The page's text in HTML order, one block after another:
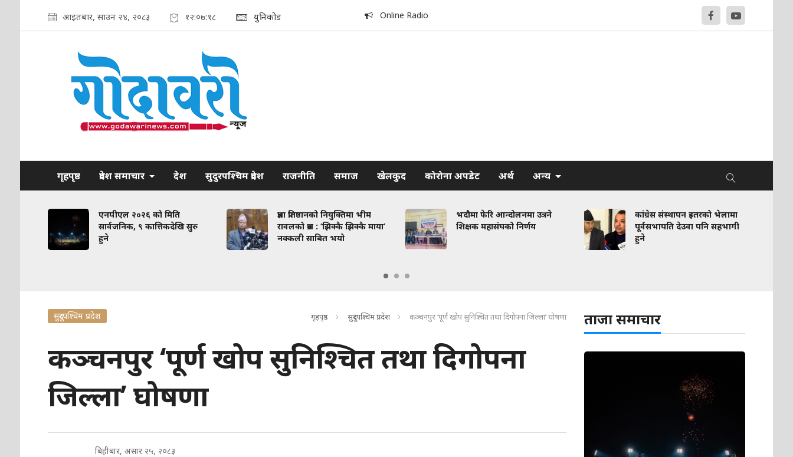
आइतबार, साउन २४, २०८३ १२:०७:१९ युनिकोड Online Radio
गृहपृष्ठ प्रदेश समाचार देश सुदुरपश्चिम प्रदेश राजनीति समाज खेलकुद कोरोना अपडेट अर्थ अन्य
एनपीएल २०२६ को मिति
सार्वजनिक, ९ कात्तिकदेखि सुरु
हुने
प्रज्ञा प्रतिष्ठानको नियुक्तिमा भीम
रावलको प्रश्न : ‘झिक्कै झिक्कै माया’
नक्कली साबित भयो
भदौमा फेरि आन्दोलनमा उत्रने
शिक्षक महासंघको निर्णय
कांग्रेस संस्थापन इतरको भेलामा
पूर्वसभापति देउवा पनि सहभागी
हुने
सुदुरपश्चिम प्रदेश गृहपृष्ठ सुदुरपश्चिम प्रदेश कञ्चनपुर ‘पूर्ण खोप सुनिश्चित तथा दिगोपना जिल्ला’ घोषणा
कञ्चनपुर ‘पूर्ण खोप सुनिश्चित तथा दिगोपना
जिल्ला’ घोषणा
बिहीबार, असार २५, २०८३
ताजा समाचार